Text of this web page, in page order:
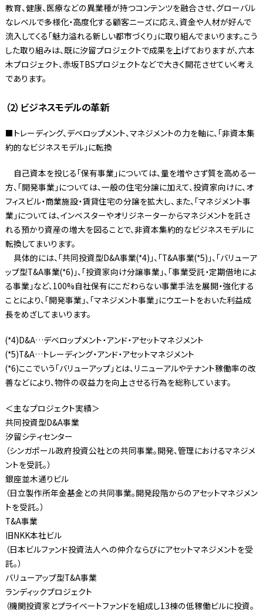
教育、健康、医療などの異業種が持つコンテンツを融合させ、グローバル
なレベルで多様化・高度化する顧客ニーズに応え、資金や人材が好んで
流入してくる「魅力溢れる新しい都市づくり」に取り組んでまいります。こう
した取り組みは、既に汐留プロジェクトで成果を上げておりますが、六本
木プロジェクト、赤坂TBSプロジェクトなどで大きく開花させていく考え
であります。
（2）ビジネスモデルの革新
■トレーディング、デベロップメント、マネジメントの力を軸に、「非資本集
約的なビジネスモデル」に転換
自己資本を投じる「保有事業」については、量を増やさず質を高める一
方、「開発事業」については、一般の住宅分譲に加えて、投資家向けに、オ
フィスビル・商業施設・賃貸住宅の分譲を拡大し、また、「マネジメント事
業」については、インベスターやオリジネーターからマネジメントを託さ
れる預かり資産の増大を図ることで、非資本集約的なビジネスモデルに
転換してまいります。
具体的には、「共同投資型D&A事業(*4)」、「T&A事業(*5)」、「バリューア
ップ型T&A事業(*6)」、「投資家向け分譲事業」、「事業受託・定期借地によ
る事業」など、100%自社保有にこだわらない事業手法を展開・強化する
ことにより、「開発事業」、「マネジメント事業」にウエートをおいた利益成
長をめざしてまいります。
(*4)D&A…デベロップメント・アンド・アセットマネジメント
(*5)T&A…トレーディング・アンド・アセットマネジメント
(*6)ここでいう「バリューアップ」とは、リニューアルやテナント稼働率の改
善などにより、物件の収益力を向上させる行為を総称しています。
＜主なプロジェクト実績＞
共同投資型D&A事業
汐留シティセンター
（シンガポール政府投資公社との共同事業。開発、管理におけるマネジメ
ントを受託。）
銀座並木通りビル
（日立製作所年金基金との共同事業。開発段階からのアセットマネジメン
トを受託。）
T&A事業
旧NKK本社ビル
（日本ビルファンド投資法人への仲介ならびにアセットマネジメントを受
託。）
バリューアップ型T&A事業
ランディックプロジェクト
（機関投資家とプライベートファンドを組成し13棟の低稼働ビルに投資。